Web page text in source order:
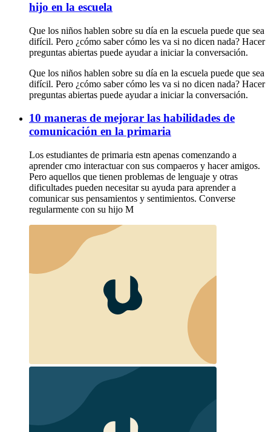
hijo en la escuela
Que los niños hablen sobre su día en la escuela puede que sea
difícil. Pero ¿cómo saber cómo les va si no dicen nada? Hacer
preguntas abiertas puede ayudar a iniciar la conversación.
Que los niños hablen sobre su día en la escuela puede que sea
difícil. Pero ¿cómo saber cómo les va si no dicen nada? Hacer
preguntas abiertas puede ayudar a iniciar la conversación.
10 maneras de mejorar las habilidades de
comunicación en la primaria
Los estudiantes de primaria estn apenas comenzando a
aprender cmo interactuar con sus compaeros y hacer amigos.
Pero aquellos que tienen problemas de lenguaje y otras
dificultades pueden necesitar su ayuda para aprender a
comunicar sus pensamientos y sentimientos. Converse
regularmente con su hijo M